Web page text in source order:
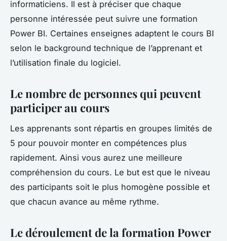
informaticiens. Il est à préciser que chaque
personne intéressée peut suivre une formation
Power BI. Certaines enseignes adaptent le cours BI
selon le background technique de l’apprenant et
l’utilisation finale du logiciel.
Le nombre de personnes qui peuvent
participer au cours
Les apprenants sont répartis en groupes limités de
5 pour pouvoir monter en compétences plus
rapidement. Ainsi vous aurez une meilleure
compréhension du cours. Le but est que le niveau
des participants soit le plus homogène possible et
que chacun avance au même rythme.
Le déroulement de la formation Power